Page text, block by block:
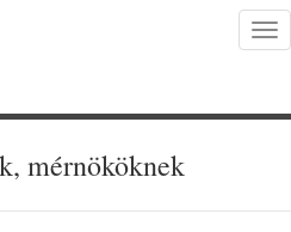
mérnököknek